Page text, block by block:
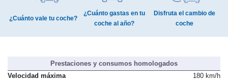
¿Cuánto vale tu coche?
¿Cuánto gastas en tu
coche al año?
Disfruta el cambio de
coche
Prestaciones y consumos homologados
Velocidad máxima
180 km/h